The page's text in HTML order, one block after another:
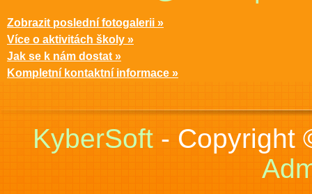
Zobrazit poslední fotogalerii »
Více o aktivitách školy »
Jak se k nám dostat »
Kompletní kontaktní informace »
KyberSoft- Copyright